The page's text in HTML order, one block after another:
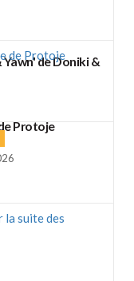
de Doniki &
Protoje